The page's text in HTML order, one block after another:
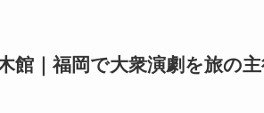
館｜福岡で大衆演劇を旅の